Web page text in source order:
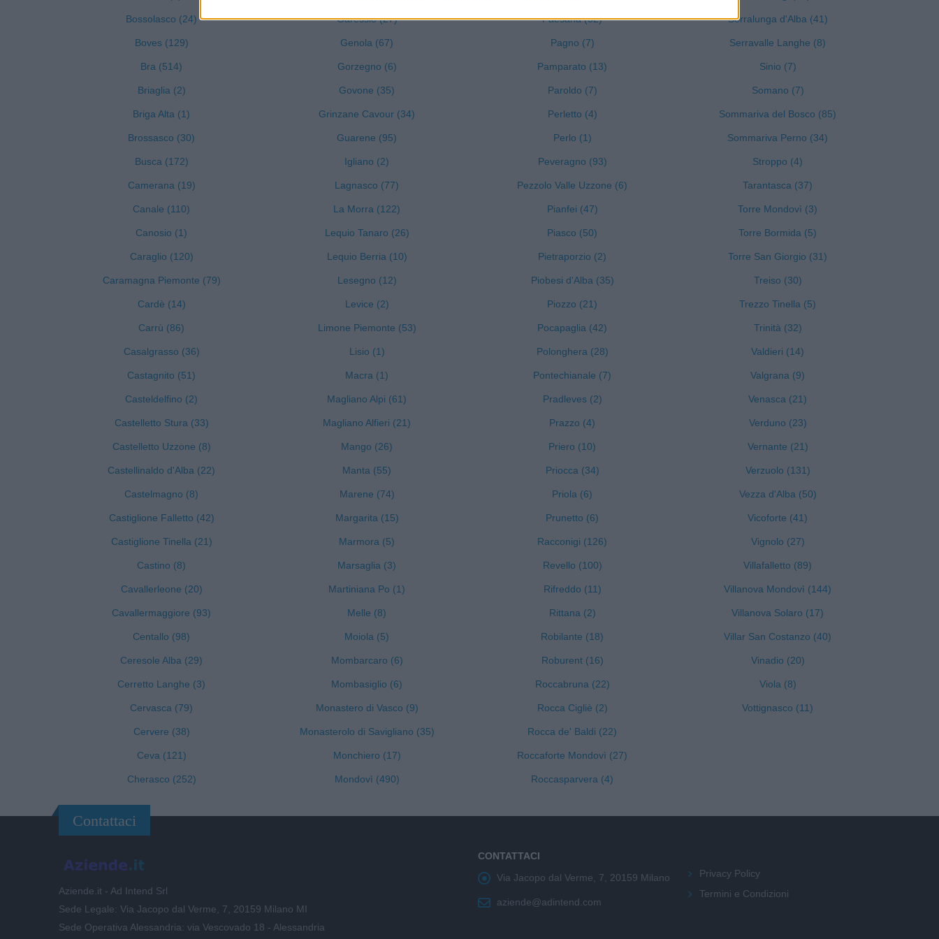
Bossolasco (24)
Boves (129)
Bra (514)
Briaglia (2)
Briga Alta (1)
Brossasco (30)
Busca (172)
Camerana (19)
Canale (110)
Canosio (1)
Caraglio (120)
Caramagna Piemonte (79)
Cardè (14)
Carrù (86)
Casalgrasso (36)
Castagnito (51)
Casteldelfino (2)
Castelletto Stura (33)
Castelletto Uzzone (8)
Castellinaldo d'Alba (22)
Castelmagno (8)
Castiglione Falletto (42)
Castiglione Tinella (21)
Castino (8)
Cavallerleone (20)
Cavallermaggiore (93)
Centallo (98)
Ceresole Alba (29)
Cerretto Langhe (3)
Cervasca (79)
Cervere (38)
Ceva (121)
Cherasco (252)
Garessio (27)
Genola (67)
Gorzegno (6)
Govone (35)
Grinzane Cavour (34)
Guarene (95)
Igliano (2)
Lagnasco (77)
La Morra (122)
Lequio Tanaro (26)
Lequio Berria (10)
Lesegno (12)
Levice (2)
Limone Piemonte (53)
Lisio (1)
Macra (1)
Magliano Alpi (61)
Magliano Alfieri (21)
Mango (26)
Manta (55)
Marene (74)
Margarita (15)
Marmora (5)
Marsaglia (3)
Martiniana Po (1)
Melle (8)
Moiola (5)
Mombarcaro (6)
Mombasiglio (6)
Monastero di Vasco (9)
Monasterolo di Savigliano (35)
Monchiero (17)
Mondovì (490)
Paesana (32)
Pagno (7)
Pamparato (13)
Paroldo (7)
Perletto (4)
Perlo (1)
Peveragno (93)
Pezzolo Valle Uzzone (6)
Pianfei (47)
Piasco (50)
Pietraporzio (2)
Piobesi d'Alba (35)
Piozzo (21)
Pocapaglia (42)
Polonghera (28)
Pontechianale (7)
Pradleves (2)
Prazzo (4)
Priero (10)
Priocca (34)
Priola (6)
Prunetto (6)
Racconigi (126)
Revello (100)
Rifreddo (11)
Rittana (2)
Robilante (18)
Roburent (16)
Roccabruna (22)
Rocca Cigliè (2)
Rocca de' Baldi (22)
Roccaforte Mondovì (27)
Roccasparvera (4)
Serralunga d'Alba (41)
Serravalle Langhe (8)
Sinio (7)
Somano (7)
Sommariva del Bosco (85)
Sommariva Perno (34)
Stroppo (4)
Tarantasca (37)
Torre Mondovì (3)
Torre Bormida (5)
Torre San Giorgio (31)
Treiso (30)
Trezzo Tinella (5)
Trinità (32)
Valdieri (14)
Valgrana (9)
Venasca (21)
Verduno (23)
Vernante (21)
Verzuolo (131)
Vezza d'Alba (50)
Vicoforte (41)
Vignolo (27)
Villafalletto (89)
Villanova Mondovì (144)
Villanova Solaro (17)
Villar San Costanzo (40)
Vinadio (20)
Viola (8)
Vottignasco (11)
Contattaci
Aziende.it - Ad Intend Srl
Sede Legale: Via Jacopo dal Verme, 7, 20159 Milano MI
Sede Operativa Alessandria: via Vescovado 18 - Alessandria
CONTATTACI
Via Jacopo dal Verme, 7, 20159 Milano
aziende@adintend.com
Privacy Policy
Termini e Condizioni